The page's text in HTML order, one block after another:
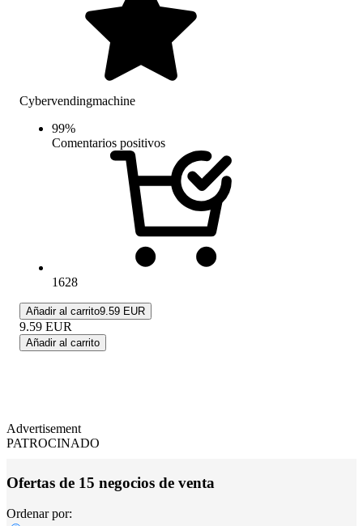
Cybervendingmachine
99%
Comentarios positivos
1628
Añadir al carrito9.59 EUR
9.59 EUR
Añadir al carrito
Advertisement
PATROCINADO
Ofertas de 15 negocios de venta
Ordenar por: